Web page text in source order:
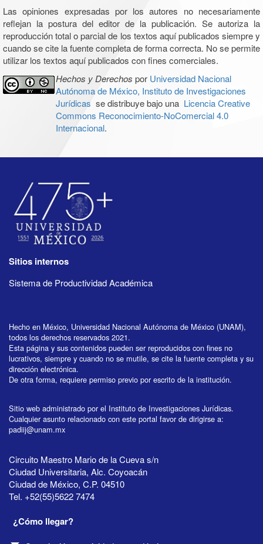
Las opiniones expresadas por los autores no necesariamente
reflejan la postura del editor de la publicación. Se autoriza la
reproducción total o parcial de los textos aquí publicados siempre y
cuando se cite la fuente completa de forma correcta. No se permite
utilizar los textos aquí publicados con fines comerciales.
Hechos y Derechos por Universidad Nacional
Autónoma de México, Instituto de Investigaciones
Jurídicas se distribuye bajo una Licencia Creative
Commons Reconocimiento-NoComercial 4.0
Internacional.
Sitios internos
Sistema de Productividad Académica
Hecho en México, Universidad Nacional Autónoma de México (UNAM),
todos los derechos reservados 2021.
Esta página y sus contenidos pueden ser reproducidos con fines no
lucrativos, siempre y cuando no se mutile, se cite la fuente completa y su
dirección electrónica.
De otra forma, requiere permiso previo por escrito de la institución.
Sitio web administrado por el Instituto de Investigaciones Jurídicas.
Cualquier asunto relacionado con este portal favor de dirigirse a:
padiij@unam.mx
Circuito Maestro Mario de la Cueva s/n
Ciudad Universitaria, Alc. Coyoacán
Ciudad de México, C.P. 04510
Tel. +52(55)5622 7474
¿Cómo llegar?